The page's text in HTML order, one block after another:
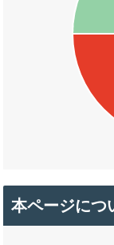
本ページにつ